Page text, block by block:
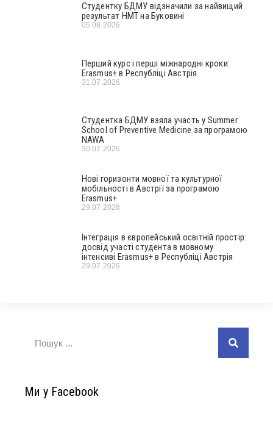
Студентку БДМУ відзначили за найвищий
результат НМТ на Буковині
05.08.2026
Перший курс і перші міжнародні кроки:
Erasmus+ в Республіці Австрія
31.07.2026
Студентка БДМУ взяла участь у Summer
School of Preventive Medicine за програмою
NAWA
30.07.2026
Нові горизонти мовної та культурної
мобільності в Австрії за програмою
Erasmus+
29.07.2026
Інтеграція в європейський освітній простір:
досвід участі студента в мовному
інтенсиві Erasmus+ в Республіці Австрія
29.07.2026
Ми у Facebook